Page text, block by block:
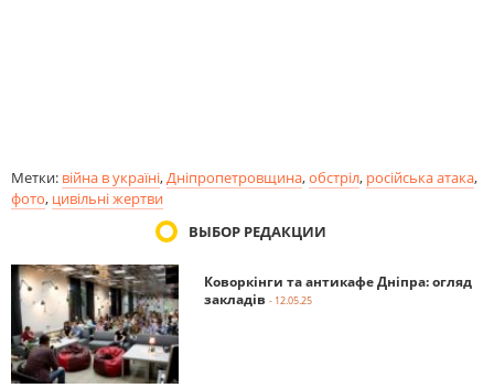
Метки: війна в україні,Дніпропетровщина,обстріл, російська атака,
фото, цивільні жертви
ВЫБОР РЕДАКЦИИ
Коворкінги та антикафе Дніпра: огляд
закладів - 12.05.25